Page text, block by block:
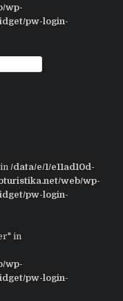
wp-
pw-login-
in/data/e/1/e11ad10d-
web/wp-
pw-login-
in
wp-
pw-login-